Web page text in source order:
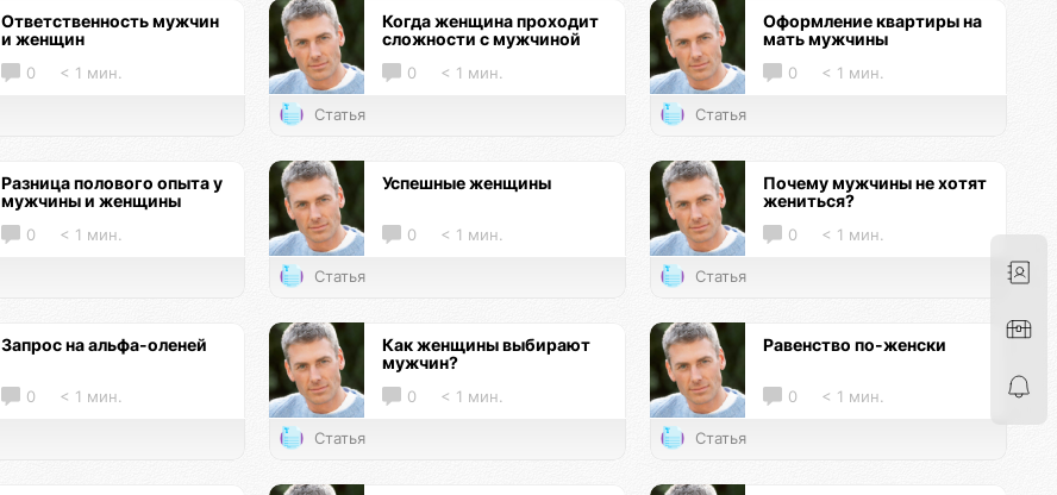
Ответственность мужчин
и женщин
0 < 1 мин.
Когда женщина проходит
сложности с мужчиной
0 < 1 мин.
Статья
Оформление квартиры на
мать мужчины
0 < 1 мин.
Статья
Разница полового опыта у
мужчины и женщины
0 < 1 мин.
Успешные женщины
0 < 1 мин.
Статья
Почему мужчины не хотят
жениться?
0 < 1 мин.
Статья
Запрос на альфа-оленей
0 < 1 мин.
Как женщины выбирают
мужчин?
0 < 1 мин.
Статья
Равенство по-женски
0 < 1 мин.
Статья